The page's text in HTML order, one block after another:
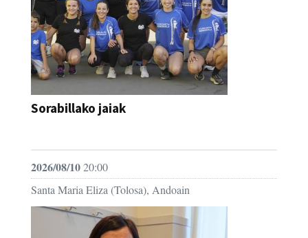
Sorabillako jaiak
2026/08/1020:00
Santa Maria Eliza (Tolosa), Andoain